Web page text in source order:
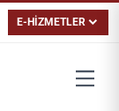
E-HİZMETLER